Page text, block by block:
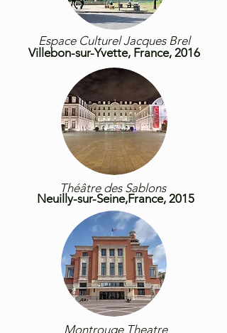
Espace Culturel Jacques Brel
Villebon-sur-Yvette, France, 2016
Théâtre des Sablons
Neuilly-sur-Seine,France, 2015
Montrouge Theatre